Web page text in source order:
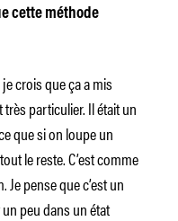
cette méthode
crois que ça a mis
particulier. Il était un
que si on loupe un
le reste. C’est comme
pense que c’est un
un peu dans un état